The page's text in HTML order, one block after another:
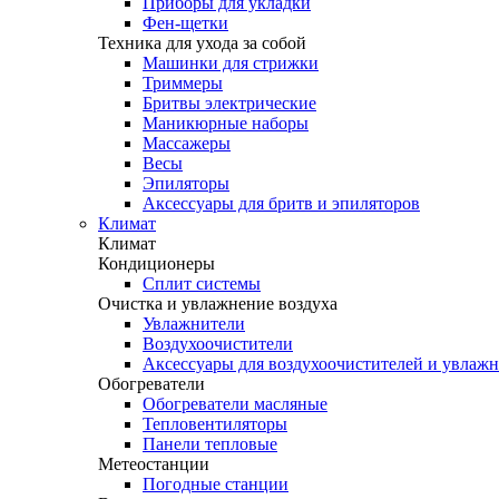
Фен-щетки
Техника для ухода за собой
Машинки для стрижки
Триммеры
Бритвы электрические
Маникюрные наборы
Массажеры
Весы
Эпиляторы
Аксессуары для бритв и эпиляторов
Климат
Климат
Кондиционеры
Сплит системы
Очистка и увлажнение воздуха
Увлажнители
Воздухоочистители
Аксессуары для воздухоочистителей и
Обогреватели
Обогреватели масляные
Тепловентиляторы
Панели тепловые
Метеостанции
Погодные станции